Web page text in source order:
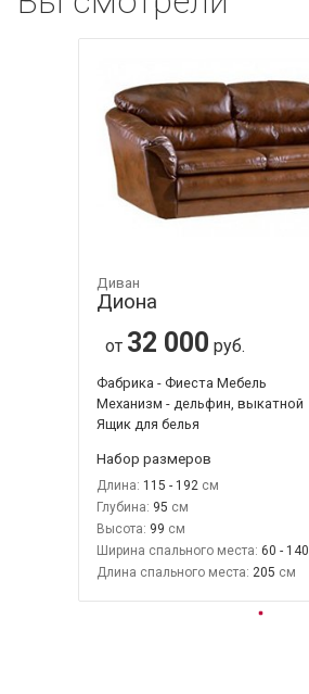
Диван
Диона
от 32 000 руб.
Фабрика - Фиеста Мебель
Механизм - дельфин, выкатной
Ящик для белья
Набор размеров
Длина: 115 - 192
Глубина: 95
Высота: 99
Ширина спального места: 60 - 140
Длина спального места: 205